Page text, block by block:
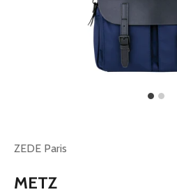
ZEDE Paris
METZ